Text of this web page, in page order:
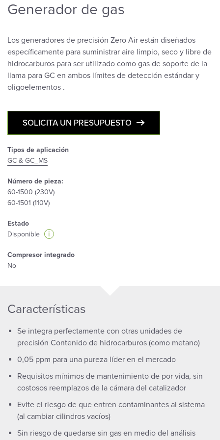
Tipos de aplicación
GC & GC_MS
Número de pieza:
60-1500 (230V)
60-1501 (110V)
Estado
Disponible
i
Compresor integrado
No
Generador de gas
Los generadores de precisión Zero Air están diseñados
específicamente para suministrar aire limpio, seco y libre de
hidrocarburos para ser utilizado como gas de soporte de la
llama para GC en ambos límites de detección estándar y
oligoelementos .
SOLICITA UN PRESUPUESTO
Características
Se integra perfectamente con otras unidades de
precisión Contenido de hidrocarburos (como metano)
0,05 ppm para una pureza líder en el mercado
Requisitos mínimos de mantenimiento de por vida, sin
costosos reemplazos de la cámara del catalizador
Evite el riesgo de que entren contaminantes al sistema
(al cambiar cilindros vacíos)
Sin riesgo de quedarse sin gas en medio del análisis